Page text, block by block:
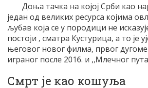
Доња тачка на којој Срби као
један од великих ресурса којима
љубав која се у породици не
постоји , сматра Кустурица, а то је
његовог новог филма, првог
играног после 2016. и ,,Млечног
Смрт је као кошуља